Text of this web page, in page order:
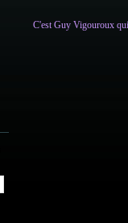
C'est Guy Vigouroux